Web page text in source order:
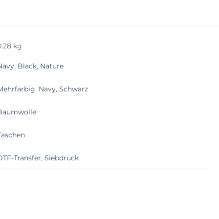
kg
, Black, Nature
, Navy,Schwarz
Transfer,Siebdruck